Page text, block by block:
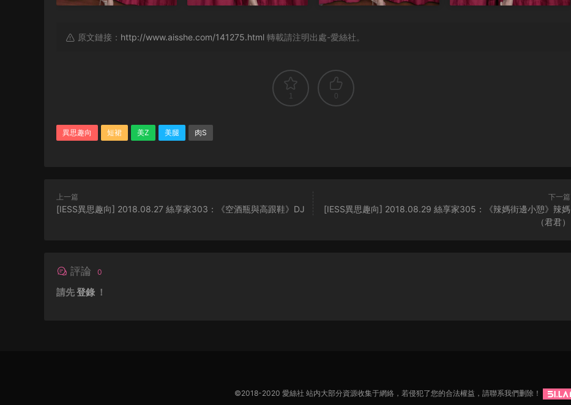
原文鏈接： http://www.aisshe.com/141275.html 轉載請注明出處-愛絲社。
1 0
異思趣向 短裙 美Z 美腿 肉S
上一篇
[IESS異思趣向] 2018.08.27 絲享家303：《空酒瓶與高跟鞋》DJ
下一篇
[IESS異思趣向] 2018.08.29 絲享家305：《辣媽街邊小憩》辣媽
（君君）
評論 0
請先登錄 ！
©2018-2020 愛絲社 站内大部分資源收集于網絡，若侵犯了您的合法權益，請聯系我們删除！